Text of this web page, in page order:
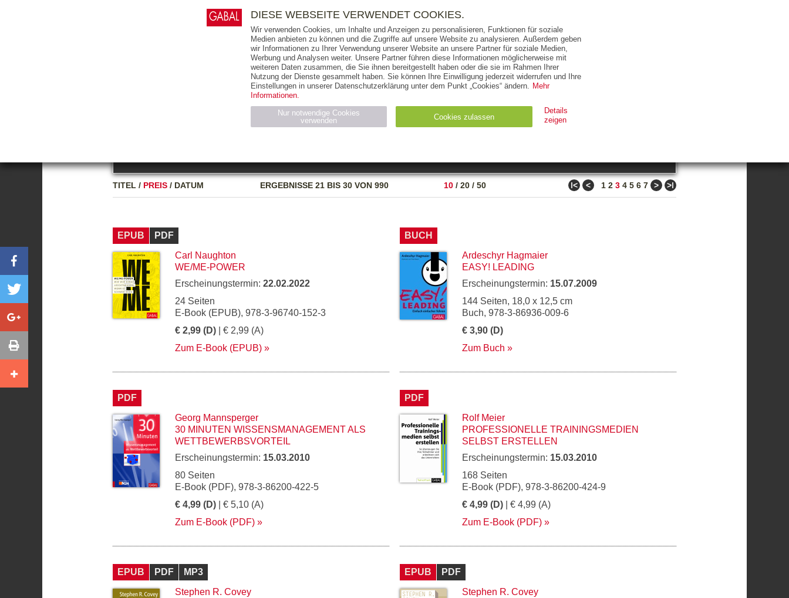
AUSGABEART AUS DER REIHE ZUM THEMA
TITEL / PREIS / DATUM ERGEBNISSE21 BIS 30 VON 990 10 / 20 / 50 ǀ< < 1 2 3 4 5 6 7 > >ǀ
EPUB
PDF
Carl Naughton
WE/ME-POWER
Erscheinungstermin: 22.02.2022
24 Seiten
E-Book (EPUB), 978-3-96740-152-3
€ 2,99 (D) | € 2,99 (A)
Zum E-Book (EPUB)
BUCH
Ardeschyr Hagmaier
EASY! LEADING
Erscheinungstermin: 15.07.2009
144 Seiten, 18,0 x 12,5 cm
Buch, 978-3-86936-009-6
€ 3,90 (D)
Zum Buch
PDF
Georg Mannsperger
30 MINUTEN WISSENSMANAGEMENT ALS
WETTBEWERBSVORTEIL
Erscheinungstermin: 15.03.2010
80 Seiten
E-Book (PDF), 978-3-86200-422-5
€ 4,99 (D) | € 5,10 (A)
Zum E-Book (PDF)
PDF
Rolf Meier
PROFESSIONELLE TRAININGSMEDIEN
SELBST ERSTELLEN
Erscheinungstermin: 15.03.2010
168 Seiten
E-Book (PDF), 978-3-86200-424-9
€ 4,99 (D) | € 4,99 (A)
Zum E-Book (PDF)
EPUB PDF
MP3
Stephen R. Covey
EPUB
PDF
Stephen R. Covey
E-BOOKS AUDIO-CDS MP3 NON-BOOKS
THEMEN AUTOREN VERLAG
RIGHTS PRESSE HANDEL FÜR UNTERNEHMEN
DIESE WEBSEITE VERWENDET COOKIES.
Wir verwenden Cookies, um Inhalte und Anzeigen zu personalisieren, Funktionen für soziale
Medien anbieten zu können und die Zugriffe auf unsere Website zu analysieren. Außerdem geben
wir Informationen zu Ihrer Verwendung unserer Website an unsere Partner für soziale Medien,
Werbung und Analysen weiter. Unsere Partner führen diese Informationen möglicherweise mit
weiteren Daten zusammen, die Sie ihnen bereitgestellt haben oder die sie im Rahmen Ihrer
Nutzung der Dienste gesammelt haben. Sie können Ihre Einwilligung jederzeit widerrufen und Ihre
Einstellungen in unserer Datenschutzerklärung unter dem Punkt „Cookies“ ändern. Mehr
Informationen.
Nur notwendige Cookies
verwenden
Cookies zulassen
Details
zeigen
Name Anbieter Zweck Ablauf
Typ
CMS_SESSION_ID
gabal-
Wird für die Speicherung der Benutzer-Session verwendet HTTP